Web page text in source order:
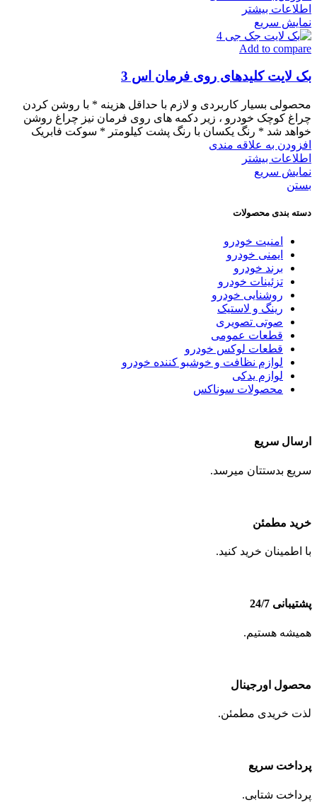
اطلاعات بیشتر
نمایش سریع
Add to compare
بک لایت کلیدهای روی فرمان اس 3
محصولی بسیار کاربردی و لازم با حداقل هزینه * با روشن کردن
چراغ کوچک خودرو ، زیر دکمه های روی فرمان نیز چراغ روشن
خواهد شد * رنگ یکسان با رنگ پشت کیلومتر * سوکت فابریک
افزودن به علاقه مندی
اطلاعات بیشتر
نمایش سریع
بستن
دسته بندی محصولات
امنیت خودرو
ایمنی خودرو
برند خودرو
تزئینات خودرو
روشنایی خودرو
رینگ و لاستیک
صوتی تصویری
قطعات عمومی
قطعات لوکس خودرو
لوازم نظافت و خوشبو کننده خودرو
لوازم یدکی
محصولات سوناکس
ارسال سریع
سریع بدستتان میرسد.
خرید مطمئن
با اطمینان خرید کنید.
پشتیبانی 24/7
همیشه هستیم.
محصول اورجینال
لذت خریدی مطمئن.
پرداخت سریع
پرداخت شتابی.